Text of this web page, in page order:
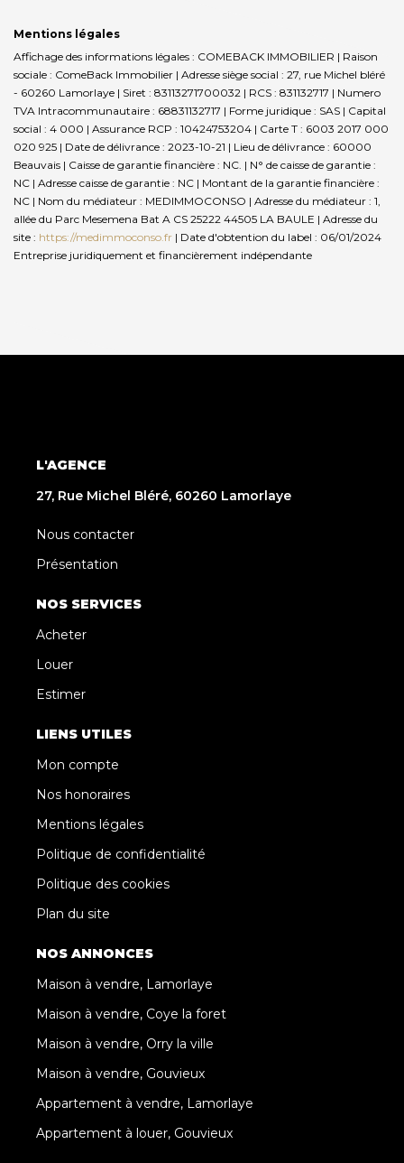
Mentions légales
Affichage des informations légales : COMEBACK IMMOBILIER | Raison
sociale : ComeBack Immobilier | Adresse siège social : 27, rue Michel bléré
- 60260 Lamorlaye | Siret : 83113271700032 | RCS : 831132717 | Numero
TVA Intracommunautaire : 68831132717 | Forme juridique : SAS | Capital
social : 4 000 | Assurance RCP : 10424753204 | Carte T : 6003 2017 000
020 925 | Date de délivrance : 2023-10-21 | Lieu de délivrance : 60000
Beauvais | Caisse de garantie financière : NC. | N° de caisse de garantie :
NC | Adresse caisse de garantie : NC | Montant de la garantie financière :
NC | Nom du médiateur : MEDIMMOCONSO | Adresse du médiateur : 1,
allée du Parc Mesemena Bat A CS 25222 44505 LA BAULE | Adresse du
site : https://medimmoconso.fr | Date d'obtention du label : 06/01/2024
Entreprise juridiquement et financièrement indépendante
L'AGENCE
27, Rue Michel Bléré, 60260 Lamorlaye
Nous contacter
Présentation
NOS SERVICES
Acheter
Louer
Estimer
LIENS UTILES
Mon compte
Nos honoraires
Mentions légales
Politique de confidentialité
Politique des cookies
Plan du site
NOS ANNONCES
Maison à vendre, Lamorlaye
Maison à vendre, Coye la foret
Maison à vendre, Orry la ville
Maison à vendre, Gouvieux
Appartement à vendre, Lamorlaye
Appartement à louer, Gouvieux